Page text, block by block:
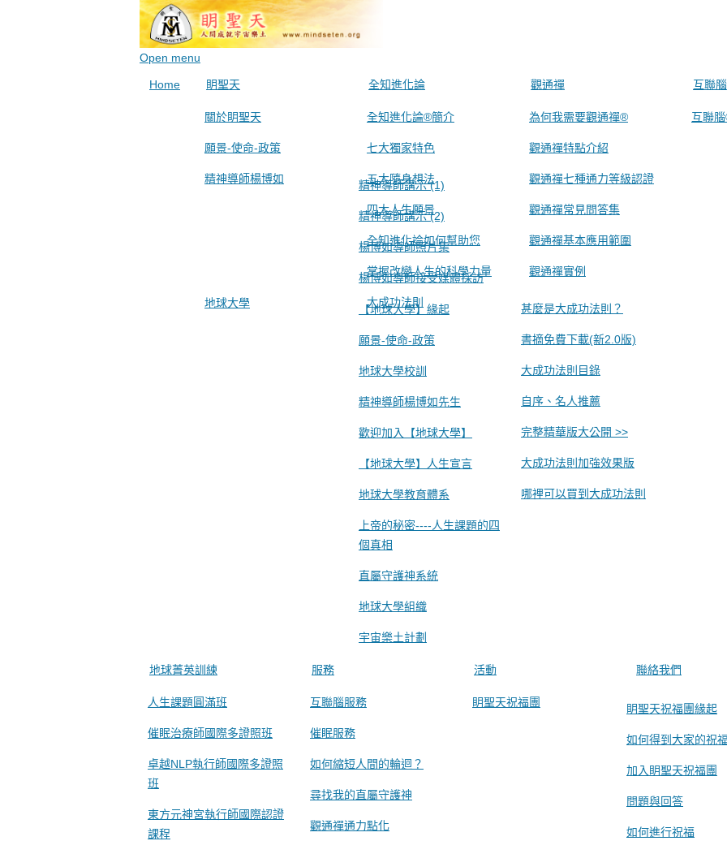
Open menu
Home 眀聖天
關於眀聖天
願景-使命-政策
精神導師楊博如 精神導師講示 (1)
精神導師講示 (2)
楊博如導師照片集
楊博如導師接受媒體採訪
地球大學
【地球大學】緣起
願景-使命-政策
地球大學校訓
精神導師楊博如先生
歡迎加入【地球大學】
【地球大學】人生宣言
地球大學教育體系
上帝的秘密----人生課題的四
個真相
直屬守護神系統
地球大學組織
宇宙樂土計劃
全知進化論
全知進化論®簡介
七大獨家特色
五大隨身想法
四大人生願景
全知進化論如何幫助您
掌握改變人生的科學力量
大成功法則 甚麼是大成功法則？
書摘免費下載(新2.0版)
大成功法則目錄
自序、名人推薦
完整精華版大公開 >>
大成功法則加強效果版
哪裡可以買到大成功法則
觀通禪
為何我需要觀通禪®
觀通禪特點介紹
觀通禪七種通力等級認證
觀通禪常見問答集
觀通禪基本應用範圍
觀通禪實例
互聯腦
互聯
地球菁英訓練
人生課題圓滿班
催眠治療師國際多證照班
卓越NLP執行師國際多證照
班
東方元神宮執行師國際認證
課程
服務
互聯腦服務
催眠服務
如何縮短人間的輪迴？
尋找我的直屬守護神
觀通禪通力點化
活動
眀聖天祝福團 眀聖天祝福團緣起
如何得到大家的祝
加入眀聖天祝福團
問題與回答
如何進行祝福
聯絡我們